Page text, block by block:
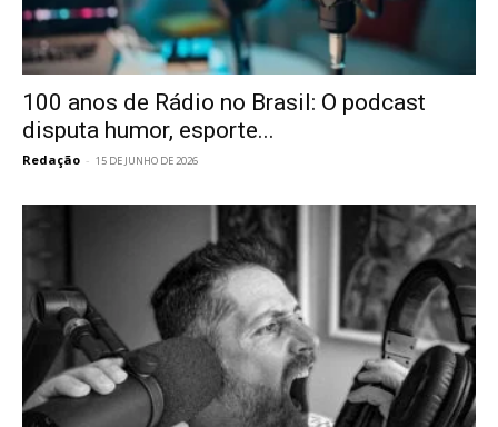
100 anos de Rádio no Brasil: O podcast
disputa humor, esporte...
Redação - 15 DE JUNHO DE 2026